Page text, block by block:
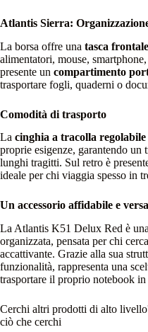
Atlantis Sierra:
La borsa offre una tasca
alimentatori, mouse,
presente un compartimento
trasportare fogli, quaderni o
Comodità di trasporto
La cinghia a tracolla regolabile
proprie esigenze, garantendo un
lunghi tragitti. Sul retro è
ideale per chi viaggia spesso in
Un accessorio affidabile e
La Atlantis K51 Delux Red è
organizzata, pensata per chi
accattivante. Grazie alla sua
funzionalità, rappresenta una
trasportare il proprio notebook in
Cerchi altri prodotti di alto
ciò che cerchi